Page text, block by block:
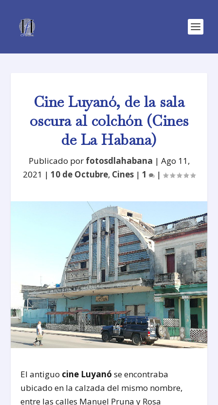
Cine Luyanó, de la sala
oscura al colchón (Cines
de La Habana)
Publicado por fotosdlahabana | Ago 11,
2021 | 10 de Octubre, Cines | 1 |
El antiguo cine Luyanó se encontraba
ubicado en la calzada del mismo nombre,
entre las calles Manuel Pruna y Rosa